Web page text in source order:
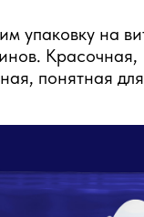
упаковку на
Красочная,
понятная